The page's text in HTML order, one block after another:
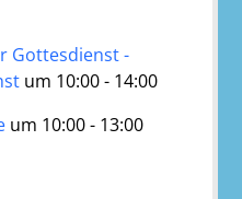
Gottesdienst -
um 10:00 - 14:00
um 10:00 - 13:00